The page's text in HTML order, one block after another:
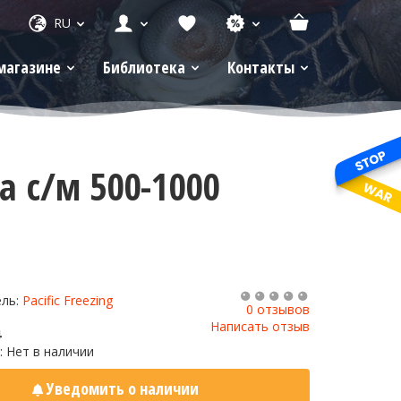
RU
Библиотека Контакты
с/м 500-1000
Pacific Freezing
Нет в наличии
0 отзывов
Написать отзыв
Уведомить о наличии